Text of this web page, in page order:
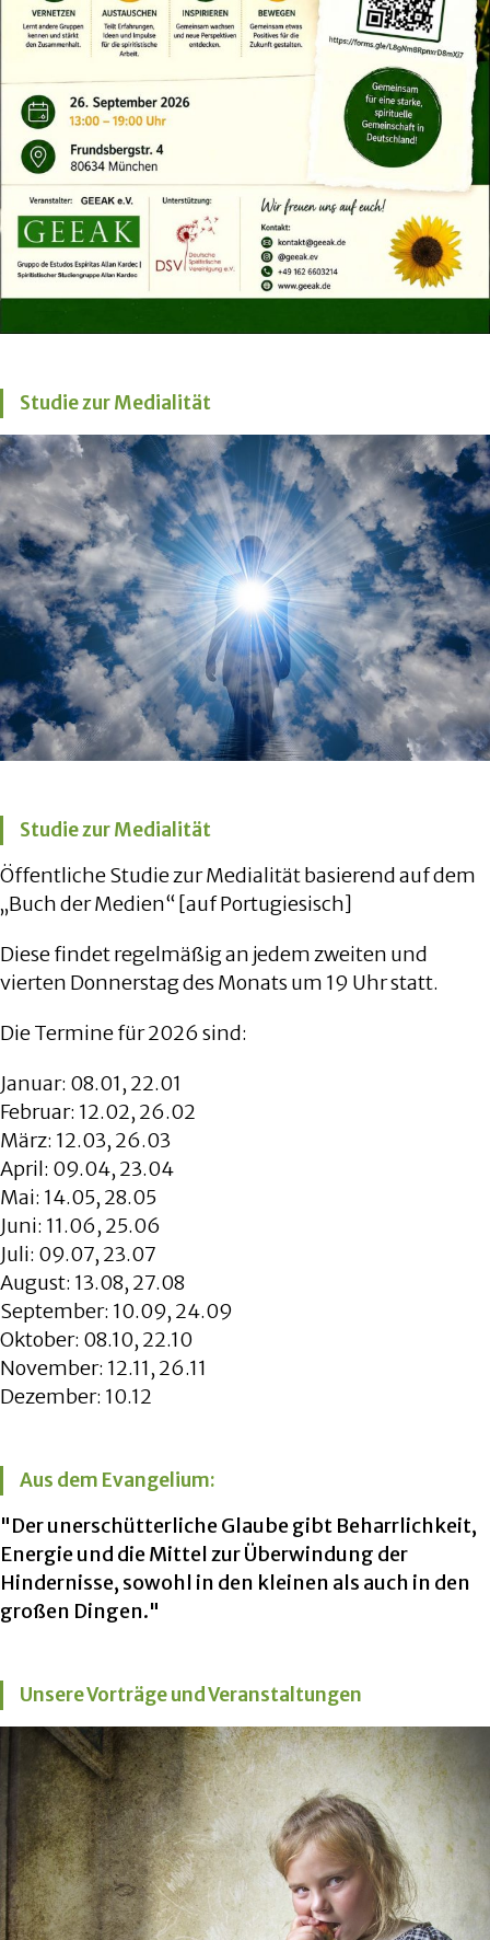
Studie zur Medialität
Studie zur Medialität
Öffentliche Studie zur Medialität basierend auf dem
„Buch der Medien“ [auf Portugiesisch]
Diese findet regelmäßig an jedem zweiten und
vierten Donnerstag des Monats um 19 Uhr statt.
Die Termine für 2026 sind:
Januar: 08.01, 22.01
Februar: 12.02, 26.02
März: 12.03, 26.03
April: 09.04, 23.04
Mai: 14.05, 28.05
Juni: 11.06, 25.06
Juli: 09.07, 23.07
August: 13.08, 27.08
September: 10.09, 24.09
Oktober: 08.10, 22.10
November: 12.11, 26.11
Dezember: 10.12
Aus dem Evangelium:
"Der unerschütterliche Glaube gibt Beharrlichkeit,
Energie und die Mittel zur Überwindung der
Hindernisse, sowohl in den kleinen als auch in den
großen Dingen."
Unsere Vorträge und Veranstaltungen